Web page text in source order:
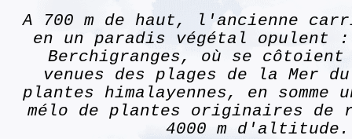
A 700 m de haut, l'ancienne
en un paradis végétal opulent
Berchigranges, où se côtoient
venues des plages de la Mer
plantes himalayennes, en somme
mélo de plantes originaires de
4000 m d'altitude.